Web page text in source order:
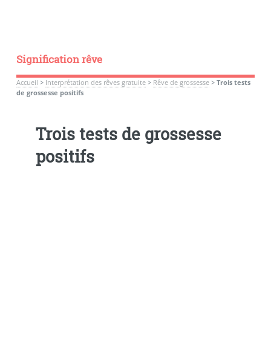
Signification rêve
Accueil > Interprétation des rêves gratuite> Rêve de grossesse> Trois tests
de grossesse positifs
Trois tests de grossesse
positifs